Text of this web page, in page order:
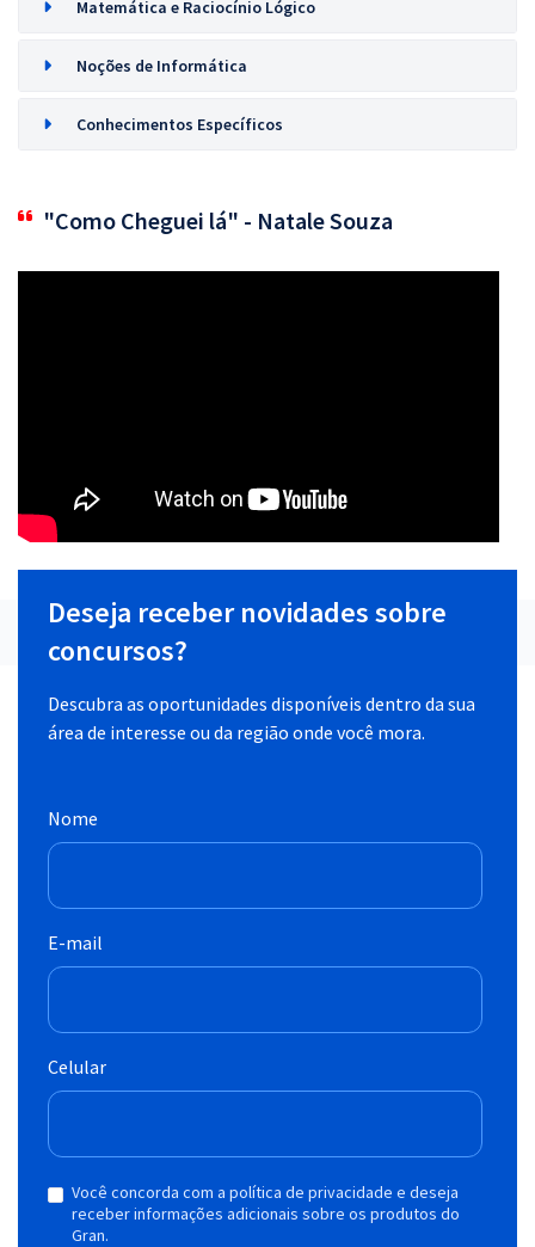
Matemática e Raciocínio Lógico
Noções de Informática
Conhecimentos Específicos
"Como Cheguei lá" - Natale Souza
Deseja receber novidades sobre
concursos?
Descubra as oportunidades disponíveis dentro da sua
área de interesse ou da região onde você mora.
Nome
E-mail
Celular
Você concorda com a política de privacidade e deseja
receber informações adicionais sobre os produtos do
Gran.